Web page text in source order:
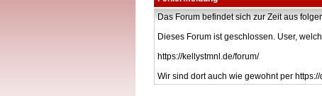
Das Forum befindet sich zur Zeit aus
Dieses Forum ist geschlossen. User,
https://kellystmnl.de/forum/
Wir sind dort auch wie gewohnt per